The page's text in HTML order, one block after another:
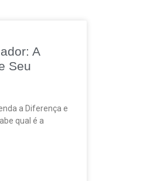
A
Seu
a Diferença e
qual é a